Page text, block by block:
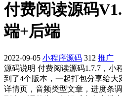
付费阅读源码
端+后端
2022-09-05 小程序源码 312 推广
源码说明 付费阅读源码1.7.7，小
到了4个版本，一起打包分享给大
详情页，音频类型文章，进度条